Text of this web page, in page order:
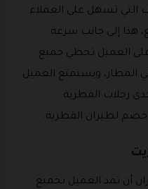
تسهل على العملاء
هذا إلى جانب سرعة
العميل تخطي جميع
المطار، ويستمتع العميل
رحلات القطرية
خصم لطيران القطرية.
أن تمد العميل بجميع